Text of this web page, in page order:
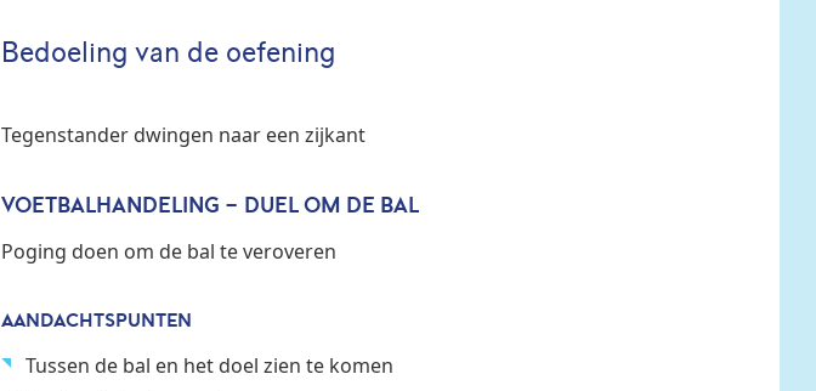
Bedoeling van de oefening
Tegenstander dwingen naar een zijkant
VOETBALHANDELING - DUEL OM DE BAL
Poging doen om de bal te veroveren
AANDACHTSPUNTEN
Tussen de bal en het doel zien te komen